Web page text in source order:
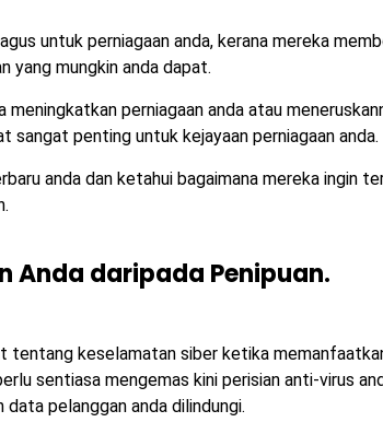
untuk perniagaan anda, kerana mereka
yang mungkin anda dapat.
perniagaan anda atau
sangat penting untuk kejayaan perniagaan anda.
anda dan ketahui bagaimana mereka ingin
Anda daripada Penipuan.
tentang keselamatan siber ketika
sentiasa mengemas kini perisian anti-virus
pelanggan anda dilindungi.